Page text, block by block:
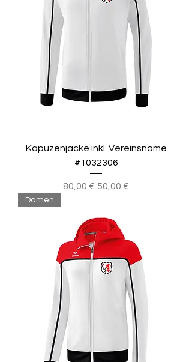
Kapuzenjacke inkl. Vereinsname
#1032306
Standardpreis
80,00 € Sale-Preis
50,00 €
Damen